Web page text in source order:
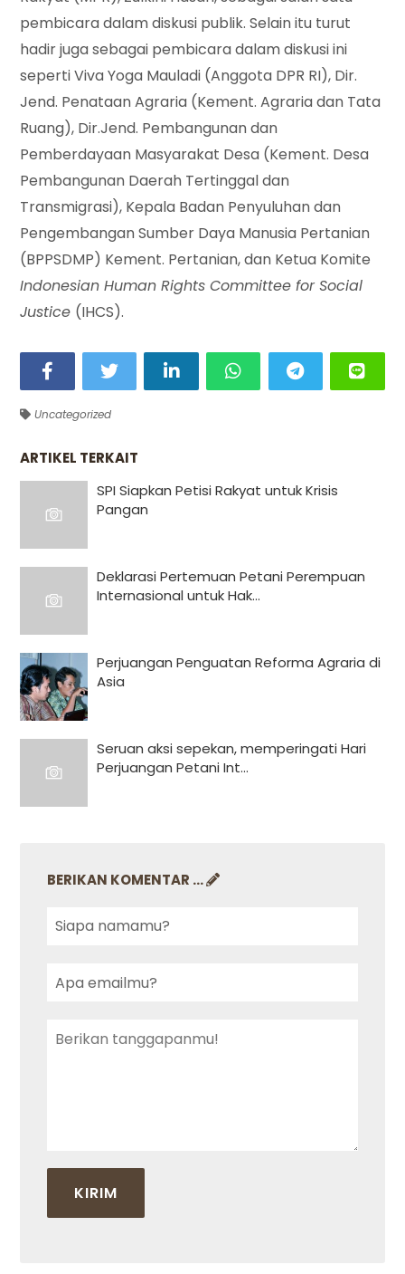
pembicara dalam diskusi publik. Selain itu turut
hadir juga sebagai pembicara dalam diskusi ini
seperti Viva Yoga Mauladi (Anggota DPR RI), Dir.
Jend. Penataan Agraria (Kement. Agraria dan Tata
Ruang), Dir.Jend. Pembangunan dan
Pemberdayaan Masyarakat Desa (Kement. Desa
Pembangunan Daerah Tertinggal dan
Transmigrasi), Kepala Badan Penyuluhan dan
Pengembangan Sumber Daya Manusia Pertanian
(BPPSDMP) Kement. Pertanian, dan Ketua Komite
Indonesian Human Rights Committee for Social
Justice (IHCS).
Uncategorized
ARTIKEL TERKAIT
SPI Siapkan Petisi Rakyat untuk Krisis
Pangan
Deklarasi Pertemuan Petani Perempuan
Internasional untuk Hak...
Perjuangan Penguatan Reforma Agraria di
Asia
Seruan aksi sepekan, memperingati Hari
Perjuangan Petani Int...
BERIKAN KOMENTAR ...